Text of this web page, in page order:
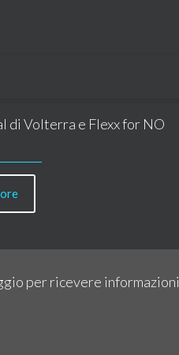
di Volterra e Flexx for NO
per ricevere informazioni